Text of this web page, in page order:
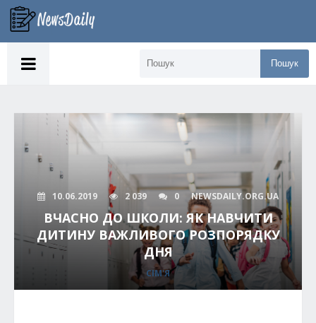
Пошук
10.06.2019 2 039 0 NEWSDAILY.ORG.UA
ВЧАСНО ДО ШКОЛИ: ЯК НАВЧИТИ
ДИТИНУ ВАЖЛИВОГО РОЗПОРЯДКУ
ДНЯ
СІМ'Я